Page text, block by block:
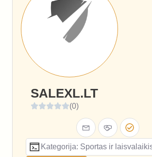
SALEXL.LT
(0)
Kategorija: Sportas ir